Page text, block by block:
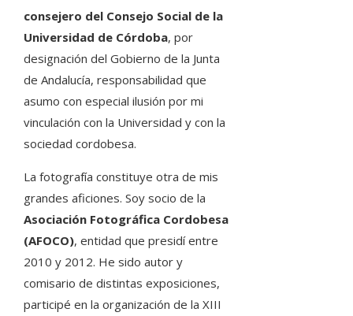
consejero del Consejo Social de la
Universidad de Córdoba, por
designación del Gobierno de la Junta
de Andalucía, responsabilidad que
asumo con especial ilusión por mi
vinculación con la Universidad y con la
sociedad cordobesa.
La fotografía constituye otra de mis
grandes aficiones. Soy socio de la
Asociación Fotográfica Cordobesa
(AFOCO), entidad que presidí entre
2010 y 2012. He sido autor y
comisario de distintas exposiciones,
participé en la organización de la XIII